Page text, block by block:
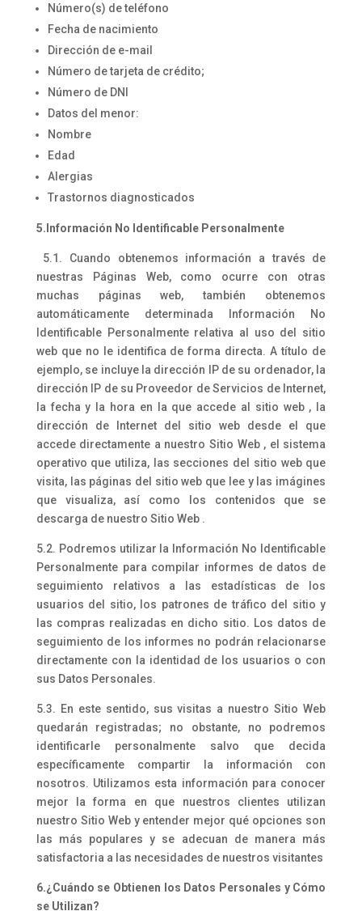
Número(s) de teléfono
Fecha de nacimiento
Dirección de e-mail
Número de tarjeta de crédito;
Número de DNI
Datos del menor:
Nombre
Edad
Alergias
Trastornos diagnosticados
5.I nformación No Identificable Personalmente
5.1. Cuando obtenemos información a través de
nuestras Páginas Web, como ocurre con otras
muchas páginas web, también obtenemos
automáticamente determinada Información No
Identificable Personalmente relativa al uso del sitio
web que no le identifica de forma directa. A título de
ejemplo, se incluye la dirección IP de su ordenador, la
dirección IP de su Proveedor de Servicios de Internet,
la fecha y la hora en la que accede al sitio web , la
dirección de Internet del sitio web desde el que
accede directamente a nuestro Sitio Web , el sistema
operativo que utiliza, las secciones del sitio web que
visita, las páginas del sitio web que lee y las imágines
que visualiza, así como los contenidos que se
descarga de nuestro Sitio Web .
5.2. Podremos utilizar la Información No Identificable
Personalmente para compilar informes de datos de
seguimiento relativos a las estadísticas de los
usuarios del sitio, los patrones de tráfico del sitio y
las compras realizadas en dicho sitio. Los datos de
seguimiento de los informes no podrán relacionarse
directamente con la identidad de los usuarios o con
sus Datos Personales.
5.3. En este sentido, sus visitas a nuestro Sitio Web
quedarán registradas; no obstante, no podremos
identificarle personalmente salvo que decida
específicamente compartir la información con
nosotros. Utilizamos esta información para conocer
mejor la forma en que nuestros clientes utilizan
nuestro Sitio Web y entender mejor qué opciones son
las más populares y se adecuan de manera más
satisfactoria a las necesidades de nuestros visitantes
6.¿Cuándo se Obtienen los Datos Personales y Cómo
se Utilizan?